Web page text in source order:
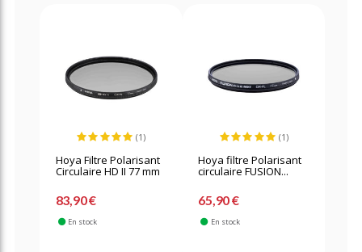
(1)
Hoya Filtre Polarisant
Circulaire HD II 77 mm
83,90 €
En stock
(1)
Hoya filtre Polarisant
circulaire FUSION...
65,90 €
En stock